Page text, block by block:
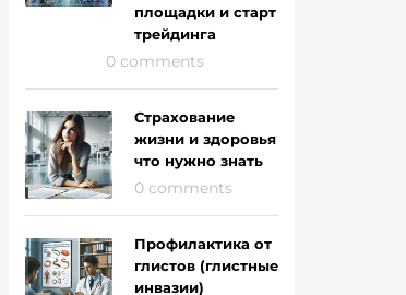
площадки и старт
трейдинга
0 comments
Страхование
жизни и здоровья
что нужно знать
0 comments
Профилактика от
глистов (глистные
инвазии)